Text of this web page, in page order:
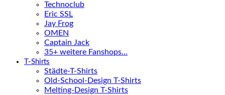
Technoclub
Eric SSL
Jay Frog
OMEN
Captain Jack
35+ weitere Fanshops…
T-Shirts
Städte-T-Shirts
Old-School-Design T-Shirts
Melting-Design T-Shirts